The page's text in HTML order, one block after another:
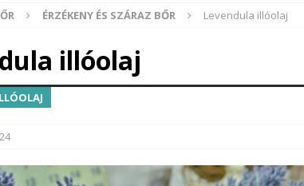
ÉRZÉKENY ÉS SZÁRAZ BŐR Levendula illóolaj
illóolaj